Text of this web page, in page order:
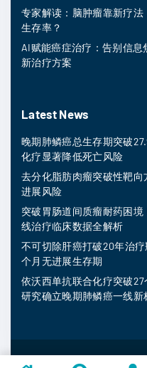
专家解读：脑肿瘤靠新疗
生存率？
AI赋能癌症治疗：告别信
新治疗方案
Latest News
晚期肺鳞癌总生存期突破
化疗显著降低死亡风险
去分化脂肪肉瘤突破性靶
进展风险
突破胃肠道间质瘤耐药困
线治疗临床数据全解析
不可切除肝癌打破20年治疗
个月无进展生存期
依沃西单抗联合化疗突破
研究确立晚期肺鳞癌一线新